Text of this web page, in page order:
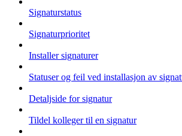
Signaturstatus
Signaturprioritet
Installer signaturer
Statuser og feil ved installasjon av
Detaljside for signatur
Tildel kolleger til en signatur